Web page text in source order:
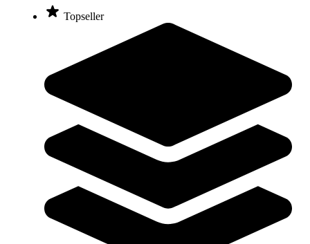
Topseller
Torverkleinerung für 5 x 2 m-Tor
Zum Produkt
Sofort lieferbar
Padel Tennisnetz